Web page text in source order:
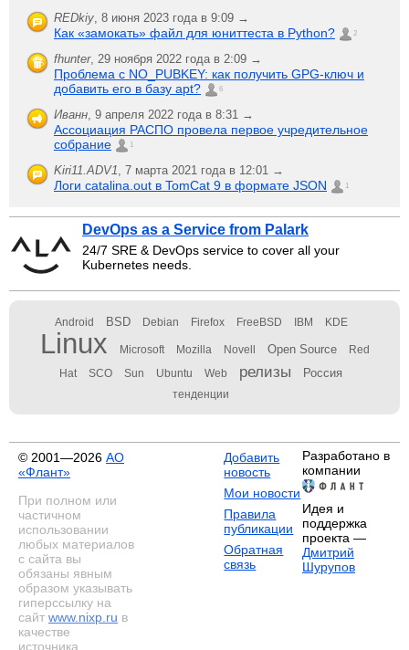
REDkiy, 8 июня 2023 года в 9:09 →
Как «замокать» файл для юниттеста в Python? 2
fhunter, 29 ноября 2022 года в 2:09 →
Проблема с NO_PUBKEY: как получить GPG-ключ и
добавить его в базу apt?
6
Иванн, 9 апреля 2022 года в 8:31 →
Ассоциация РАСПО провела первое учредительное
собрание
1
Kiri11.ADV1, 7 марта 2021 года в 12:01 →
Логи catalina.out в TomCat 9 в формате JSON 1
DevOps as a Service from Palark
24/7 SRE & DevOps service to cover all your
Kubernetes needs.
Android BSD Debian Firefox FreeBSD IBM KDE
Linux Microsoft Mozilla Novell Open Source Red
Hat SCO Sun Ubuntu Web релизы Россия
тенденции
© 2001—2026 АО
«Флант»
При полном или
частичном
использовании
любых материалов
с сайта вы
обязаны явным
образом указывать
гиперссылку на
сайт www.nixp.ru в
качестве
источника.
Добавить
новость
Мои новости
Правила
публикации
Обратная
связь
Разработано в
компании
Идея и
поддержка
проекта —
Дмитрий
Шурупов